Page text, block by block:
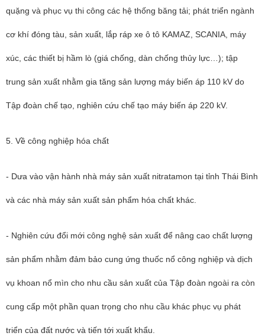
quặng và phục vụ thi công các hệ thống băng tải; phát triển ngành
cơ khí đóng tàu, sản xuất, lắp ráp xe ô tô KAMAZ, SCANIA, máy
xúc, các thiết bị hầm lò (giá chống, dàn chống thủy lực…); tập
trung sản xuất nhằm gia tăng sản lượng máy biến áp 110 kV do
Tập đoàn chế tạo, nghiên cứu chế tạo máy biến áp 220 kV.
5. Về công nghiệp hóa chất
- Dưa vào vận hành nhà máy sản xuất nitratamon tại tỉnh Thái Bình
và các nhà máy sản xuất sản phẩm hóa chất khác.
- Nghiên cứu đổi mới công nghệ sản xuất để nâng cao chất lượng
sản phẩm nhằm đảm bảo cung ứng thuốc nổ công nghiệp và dịch
vụ khoan nổ mìn cho nhu cầu sản xuất của Tập đoàn ngoài ra còn
cung cấp một phần quan trọng cho nhu cầu khác phục vụ phát
triển của đất nước và tiến tới xuất khẩu.